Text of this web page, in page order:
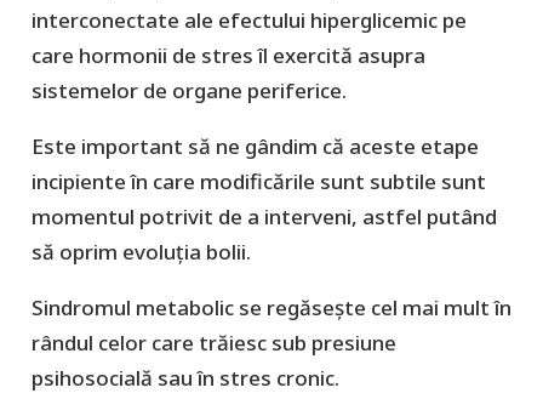
interconectate ale efectului hiperglicemic pe
care hormonii de stres îl exercită asupra
sistemelor de organe periferice.
Este important să ne gândim că aceste etape
incipiente în care modificările sunt subtile sunt
momentul potrivit de a interveni, astfel putând
să oprim evoluția bolii.
Sindromul metabolic se regăsește cel mai mult în
rândul celor care trăiesc sub presiune
psihosocială sau în stres cronic.